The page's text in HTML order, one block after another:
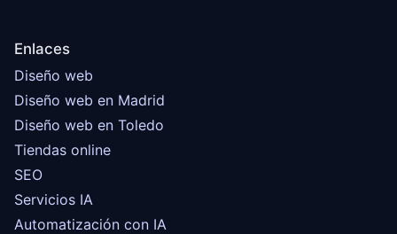
Enlaces
Diseño web
Diseño web en Madrid
Diseño web en Toledo
Tiendas online
SEO
Servicios IA
Automatización con IA